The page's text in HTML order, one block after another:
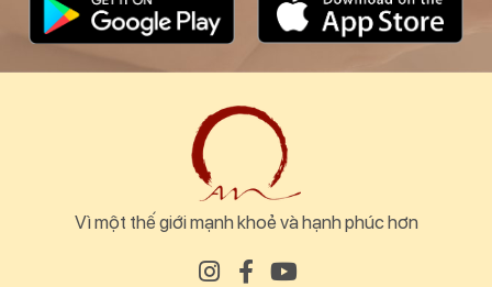
Vì một thế giới mạnh khoẻ và hạnh phúc hơn